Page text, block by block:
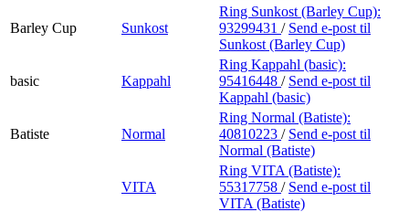
Barley Cup Sunkost
Ring Sunkost (Barley Cup):
93299431 / Send e-post til
Sunkost (Barley Cup)
basic Kappahl
Ring Kappahl (basic):
95416448 / Send e-post til
Kappahl (basic)
Batiste Normal
Ring Normal (Batiste):
40810223 / Send e-post til
Normal (Batiste)
VITA
Ring VITA (Batiste):
55317758 / Send e-post til
VITA (Batiste)